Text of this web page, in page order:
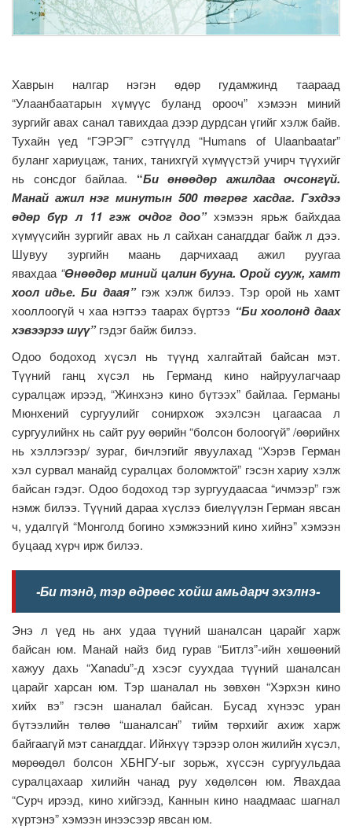
Хаврын налгар нэгэн өдөр гудамжинд таараад
“Улаанбаатарын хүмүүс буланд орооч” хэмээн миний
зургийг авах санал тавихдаа дээр дурдсан үгийг хэлж байв.
Тухайн үед “ГЭРЭГ” сэтгүүлд “Humans of Ulaanbaatar”
буланг хариуцаж, таних, танихгүй хүмүүстэй учирч түүхийг
нь сонсдог байлаа. “Би өнөөдөр ажилдаа очсонгүй.
Манай ажил нэг минутын 500 төгрөг хасдаг. Гэхдээ
өдөр бүр л 11 гэж очдог доо”хэмээн ярьж байхдаа
хүмүүсийн зургийг авах нь л сайхан санагддаг байж л дээ.
Шувуу зургийн маань дарчихаад ажил руугаа
явахдаа “Өнөөдөр миний цалин бууна. Орой сууж, хамт
хоол идье. Би даая”гэж хэлж билээ. Тэр орой нь хамт
хооллоогүй ч хаа нэгтээ таарах бүртээ “Би хоолонд даах
хэвээрээ шүү”гэдэг байж билээ.
Одоо бодоход хүсэл нь түүнд халгайтай байсан мэт.
Түүний ганц хүсэл нь Германд кино найруулагчаар
суралцаж ирээд, “Жинхэнэ кино бүтээх” байлаа. Германы
Мюнхений сургуулийг сонирхож эхэлсэн цагаасаа л
сургуулийнх нь сайт руу өөрийн “болсон болоогүй” /өөрийнх
нь хэллэгээр/ зураг, бичлэгийг явуулахад “Хэрэв Герман
хэл сурвал манайд суралцах боломжтой” гэсэн хариу хэлж
байсан гэдэг. Одоо бодоход тэр зургуудаасаа “ичмээр” гэж
нэмж билээ. Түүний дараа хүслээ биелүүлэн Герман явсан
ч, удалгүй “Монголд богино хэмжээний кино хийнэ” хэмээн
буцаад хүрч ирж билээ.
-Би тэнд, тэр өдрөөс хойш амьдарч эхэлнэ-
Энэ л үед нь анх удаа түүний шаналсан царайг харж
байсан юм. Манай найз бид гурав “Битлз”-ийн хөшөөний
хажуу дахь “Xanadu”-д хэсэг суухдаа түүний шаналсан
царайг харсан юм. Тэр шаналал нь зөвхөн “Хэрхэн кино
хийх вэ” гэсэн шаналал байсан. Бусад хүнээс уран
бүтээлийн төлөө “шаналсан” тийм төрхийг ахиж харж
байгаагүй мэт санагддаг. Ийнхүү тэрээр олон жилийн хүсэл,
мөрөөдөл болсон ХБНГУ-ыг зорьж, хүссэн сургуульдаа
суралцахаар хилийн чанад руу хөдөлсөн юм. Явахдаа
“Сурч ирээд, кино хийгээд, Каннын кино наадмаас шагнал
хүртэнэ” хэмээн инээсээр явсан юм.